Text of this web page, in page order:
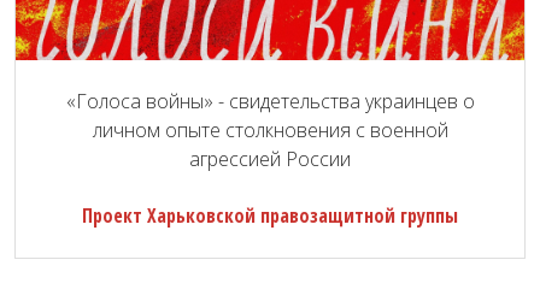
«Голоса войны» - свидетельства украинцев о
личном опыте столкновения с военной
агрессией России
Проект Харьковской правозащитной группы